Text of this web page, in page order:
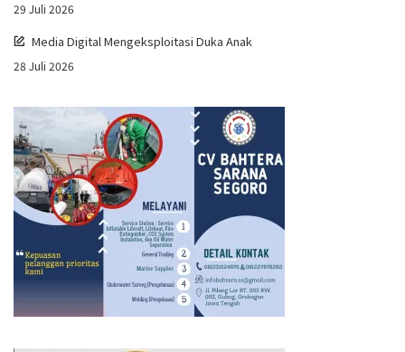
29 Juli 2026
Media Digital Mengeksploitasi Duka Anak
28 Juli 2026